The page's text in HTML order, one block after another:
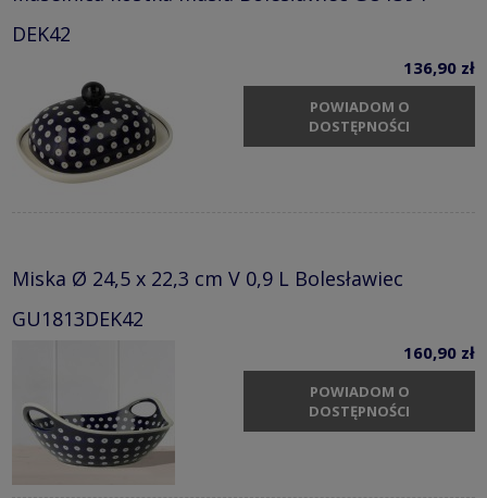
DEK42
136,90 zł
POWIADOM O
DOSTĘPNOŚCI
Miska Ø 24,5 x 22,3 cm V 0,9 L Bolesławiec
GU1813DEK42
160,90 zł
POWIADOM O
DOSTĘPNOŚCI